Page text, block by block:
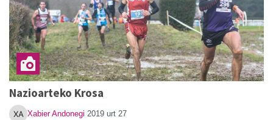
Nazioarteko Krosa
Xabier Andonegi 2019 urt 27